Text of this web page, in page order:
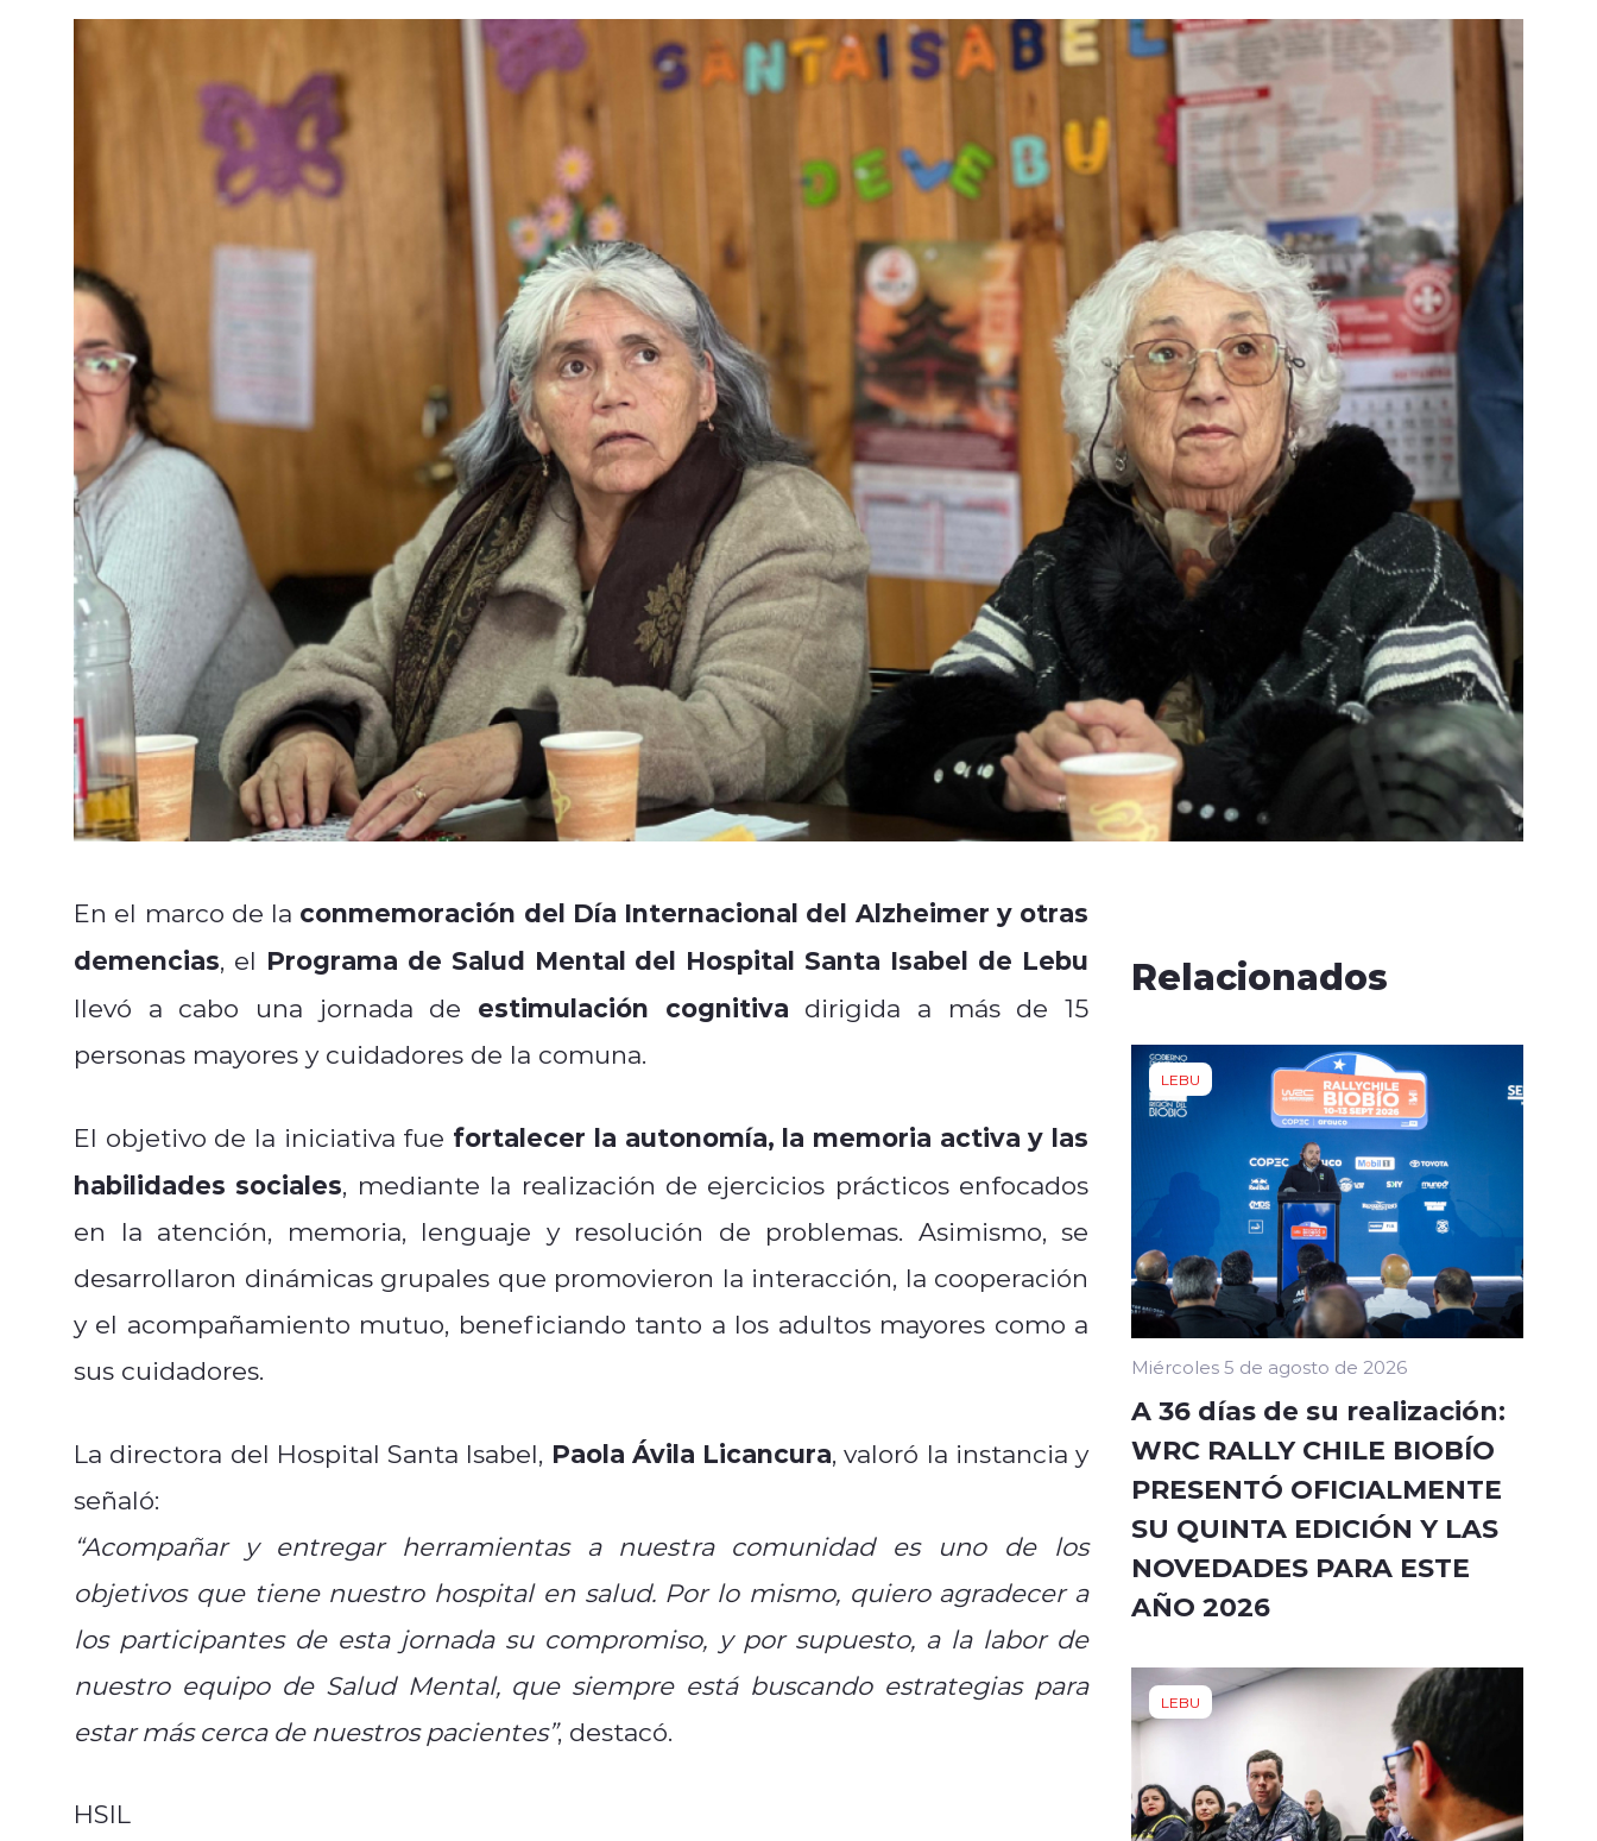
En el marco de la conmemoración del Día Internacional del Alzheimer y otras
demencias, el Programa de Salud Mental del Hospital Santa Isabel de Lebu
llevó a cabo una jornada de estimulación cognitiva dirigida a más de 15
personas mayores y cuidadores de la comuna.
El objetivo de la iniciativa fue fortalecer la autonomía, la memoria activa y las
habilidades sociales, mediante la realización de ejercicios prácticos enfocados
en la atención, memoria, lenguaje y resolución de problemas. Asimismo, se
desarrollaron dinámicas grupales que promovieron la interacción, la cooperación
y el acompañamiento mutuo, beneficiando tanto a los adultos mayores como a
sus cuidadores.
La directora del Hospital Santa Isabel, Paola Ávila Licancura, valoró la instancia y
señaló:
“Acompañar y entregar herramientas a nuestra comunidad es uno de los
objetivos que tiene nuestro hospital en salud. Por lo mismo, quiero agradecer a
los participantes de esta jornada su compromiso, y por supuesto, a la labor de
nuestro equipo de Salud Mental, que siempre está buscando estrategias para
estar más cerca de nuestros pacientes”, destacó.
HSIL
Relacionados
LEBU
Miércoles 5 de agosto de 2026
A 36 días de su realización:
WRC RALLY CHILE BIOBÍO
PRESENTÓ OFICIALMENTE
SU QUINTA EDICIÓN Y LAS
NOVEDADES PARA ESTE
AÑO 2026
LEBU